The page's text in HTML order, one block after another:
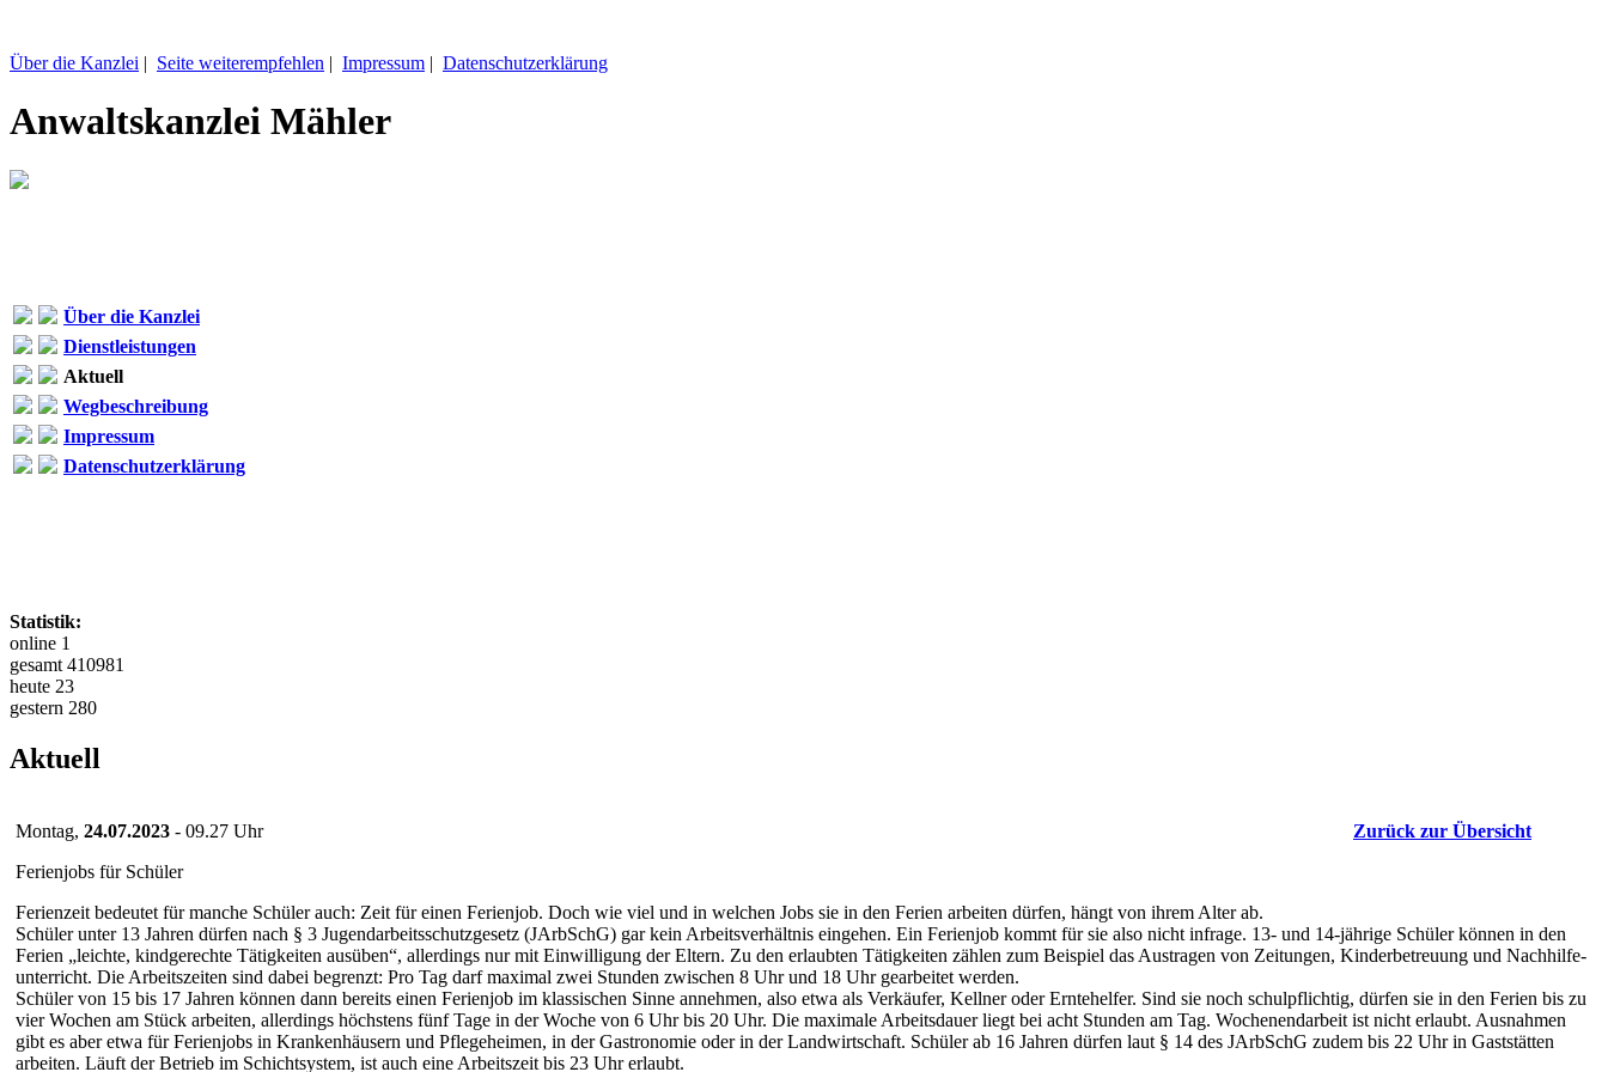
Über die Kanzlei | Seite weiterempfehlen | Impressum | Datenschutzerklärung
Anwaltskanzlei Mähler
Über die Kanzlei
Dienstleistungen
Aktuell
Wegbeschreibung
Impressum
Datenschutzerklärung
Statistik:
online 1
gesamt 410981
heute 23
gestern 280
Aktuell
Montag, 24.07.2023 - 09.27 Uhr
Zurück zur Übersicht
Ferienjobs für Schüler
Ferienzeit bedeutet für manche Schüler auch: Zeit für einen Ferienjob. Doch wie viel und in welchen Jobs sie in den Ferien arbeiten dürfen, hängt von ihrem Alter ab.
Schüler unter 13 Jahren dürfen nach § 3 Jugend­arbeits­schutz­gesetz (JArbSchG) gar kein Arbeits­verhältnis eingehen. Ein Ferienjob kommt für sie also nicht infrage. 13- und 14-jährige Schüler können in den
Ferien „leichte, kind­gerechte Tätigk­eiten ausüben“, allerdings nur mit Einwilligung der Eltern. Zu den erlaubten Tätigk­eiten zählen zum Beispiel das Austragen von Zeitungen, Kinder­betreuung und Nachhilfe­
unterricht. Die Arbeits­zeiten sind dabei begrenzt: Pro Tag darf maximal zwei Stunden zwischen 8 Uhr und 18 Uhr gearbeitet werden.
Schüler von 15 bis 17 Jahren können dann bereits einen Ferienjob im klassischen Sinne annehmen, also etwa als Verkäufer, Kellner oder Ernte­helfer. Sind sie noch schul­pflichtig, dürfen sie in den Ferien bis zu
vier Wochen am Stück arbeiten, allerdings höchstens fünf Tage in der Woche von 6 Uhr bis 20 Uhr. Die maximale Arbeits­dauer liegt bei acht Stunden am Tag. Wochenend­arbeit ist nicht erlaubt. Ausnahmen
gibt es aber etwa für Ferienjobs in Kranken­häusern und Pflege­heimen, in der Gastronomie oder in der Land­wirtschaft. Schüler ab 16 Jahren dürfen laut § 14 des JArbSchG zudem bis 22 Uhr in Gaststätten
arbeiten. Läuft der Betrieb im Schicht­system, ist auch eine Arbeitszeit bis 23 Uhr erlaubt.